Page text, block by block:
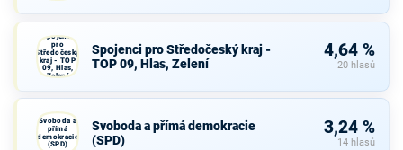
Spojenci
pro
Středočeský
kraj - TOP
09, Hlas,
Zelení
Spojenci pro Středočeský kraj -
TOP 09, Hlas, Zelení
4,64 %
20 hlasů
Svoboda a
přímá
demokracie
(SPD)
Svoboda a přímá demokracie
(SPD)
3,24 %
14 hlasů